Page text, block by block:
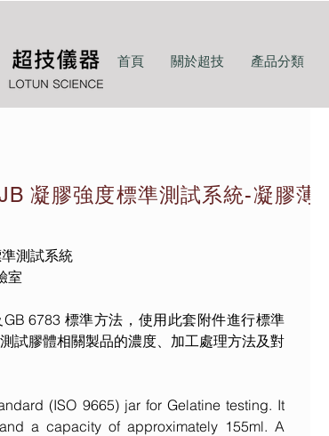
首頁 關於超技 產品分類
凝膠強度標準測試系統-凝膠薄膜
測試系統
室
6783 標準方法，使用此套附件進行標準
試膠體相關製品的濃度、加工處理方法及對
(ISO 9665) jar for Gelatine testing. It
a capacity of approximately 155ml. A